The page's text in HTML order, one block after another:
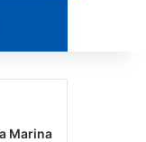
Marina